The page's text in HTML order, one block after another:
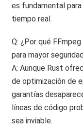
es fundamental
tiempo real.
Q: ¿Por qué
para mayor
A: Aunque Rust
de optimización de
garantías
líneas de código
sea inviable.